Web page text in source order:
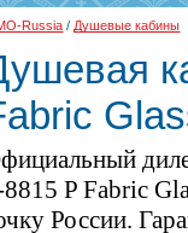
Russia / Душевые кабины
8815 P Fabric
России.